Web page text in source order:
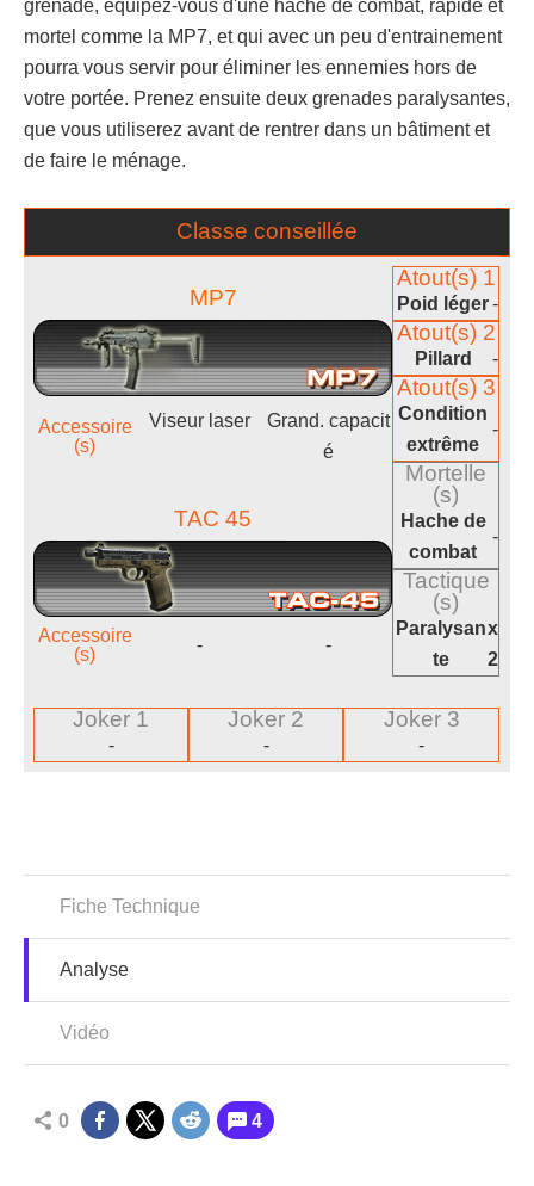
grenade, équipez-vous d'une hache de combat, rapide et
mortel comme la MP7, et qui avec un peu d'entrainement
pourra vous servir pour éliminer les ennemies hors de
votre portée. Prenez ensuite deux grenades paralysantes,
que vous utiliserez avant de rentrer dans un bâtiment et
de faire le ménage.
Classe conseillée
MP7
Accessoire
(s)
Viseur laser
Grand. capacit
é
TAC 45
Accessoire
(s)
- -
Atout(s) 1
Poid léger-
Atout(s) 2
Pillard -
Atout(s) 3
Condition
extrême
-
Mortelle
(s)
Hache de
combat
-
Tactique
(s)
Paralysan
te
x
2
Joker 1
-
Joker 2
-
Joker 3
-
Fiche Technique
Analyse
Vidéo
0 4